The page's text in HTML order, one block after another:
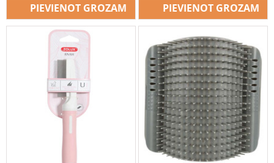
PIEVIENOT GROZAM PIEVIENOT GROZAM